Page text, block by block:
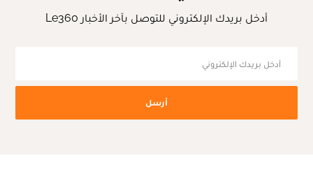
أدخل بريدك الإلكتروني للتوصل بآخر الأخبار Le360
أرسل